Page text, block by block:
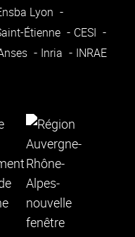
Lyon
Étienne
CESI
Inria INRAE